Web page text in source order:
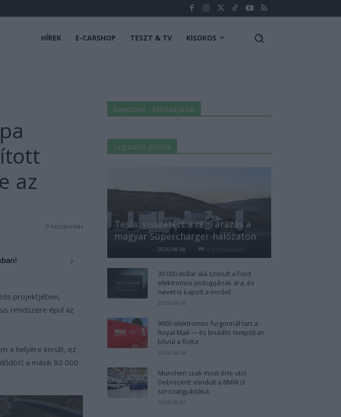
HÍREK E-CARSHOP TESZT & TV KISOKOS
az
0 hozzászólás
›
projektjében,
rendszere épül az
a helyére került, ez
a másik 80 000
Kapcsolat - Médiaajánlat
Legutolsó postok
Tesla: visszatért a régi árazás a
magyar Supercharger-hálózaton
- 2026-08-08 0 hozzászólás
30 000 dollár alá szorult a Ford
elektromos pickupjának ára, és
nevet is kapott a modell
2026-08-08
9000 elektromos furgonnál tart a
Royal Mail — és brutális tempóban
bővül a flotta
2026-08-08
München csak most érte utol
Debrecent: elindult a BMW i3
sorozatgyártása
2026-08-07